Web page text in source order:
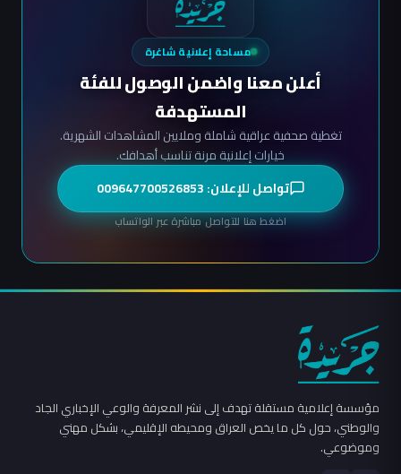
مساحة إعلانية شاغرة
أعلن معنا واضمن الوصول للفئة
المستهدفة
تغطية صحفية عراقية شاملة وملايين المشاهدات الشهرية.
خيارات إعلانية مرنة تناسب أهدافك.
تواصل للإعلان: 009647700526853
اضغط هنا للتواصل مباشرة عبر الواتساب
مؤسسة إعلامية مستقلة تهدف إلى نشر المعرفة والوعي الإخباري الجاد
والوطني، حول كل ما يخص العراق ومحيطه الإقليمي، بشكل مهني
وموضوعي.